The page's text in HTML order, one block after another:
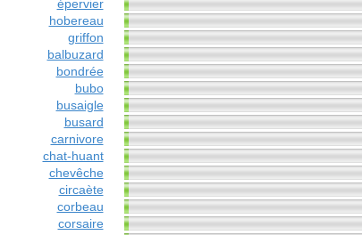
épervier
hobereau
griffon
balbuzard
bondrée
bubo
busaigle
busard
carnivore
chat-huant
chevêche
circaète
corbeau
corsaire